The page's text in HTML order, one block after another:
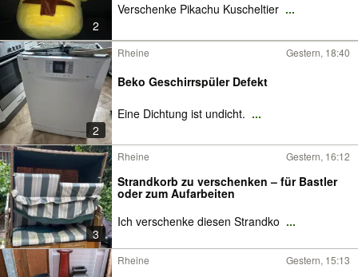
2
Verschenke Pikachu Kuscheltier ...
2
Rheine Gestern, 18:40
Beko Geschirrspüler Defekt
Eine Dichtung ist undicht. ...
3
Rheine Gestern, 16:12
Strandkorb zu verschenken – für Bastler
oder zum Aufarbeiten
Ich verschenke diesen Strandko ...
Rheine Gestern, 15:13